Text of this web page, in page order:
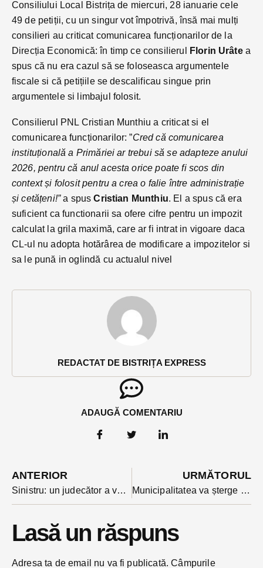
REDACTAT DE BISTRIȚA EXPRESS
ADAUGĂ COMENTARIU
Consiliului Local Bistrița de miercuri, 28 ianuarie cele
49 de petiții, cu un singur vot împotrivă, însă mai mulți
consilieri au criticat comunicarea funcționarilor de la
Direcția Economică: în timp ce consilierul
Florin Urâte a
spus că nu era cazul să se foloseasca argumentele
fiscale si că petițiile se descalificau singue prin
argumentele si limbajul folosit.
Consilierul PNL Cristian Munthiu a criticat si el
comunicarea funcționarilor: ”Cred că comunicarea
instituțională a Primăriei ar trebui să se adapteze anului
2026, pentru că anul acesta orice poate fi scos din
context și folosit pentru a crea o falie între administrație
și cetățeni!”a spusCristian Munthiu. El a spus că era
suficient ca functionarii sa ofere cifre pentru un impozit
calculat la grila maximă, care ar fi intrat in vigoare daca
CL-ul nu adopta hotărârea de modificare a impozitelor si
sa le pună in oglindă cu actualul nivel
ANTERIOR
Sinistru: un judecător a validat cererea de recoltare a probelor biologice chiar în ziua înmormântării șoferului lovit de tren
URMĂTORUL
Municipalitatea va șterge trecerile provizorii de pietoni din Decebal după ce pasajul subteran va fi complet funcțional
Lasă un răspuns
Adresa ta de email nu va fi publicată. Câmpurile